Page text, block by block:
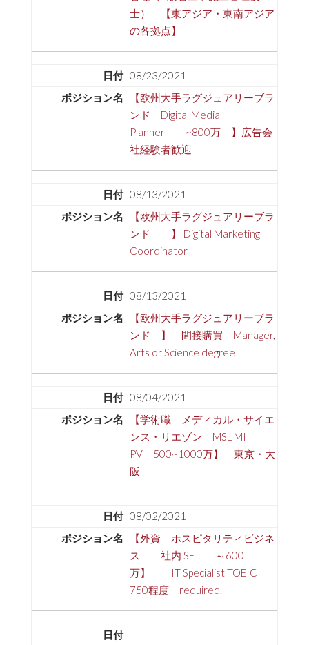
士） 【東アジア・東南アジア
の各拠点】
08/23/2021
【欧州大手ラグジュアリーブラ
ンド Digital Media
Planner ~800万 】広告会
社経験者歓迎
08/13/2021
【欧州大手ラグジュアリーブラ
ンド 】 Digital Marketing
Coordinator
08/13/2021
【欧州大手ラグジュアリーブラ
ンド 】 間接購買 Manager,
Arts or Science degree
08/04/2021
【学術職 メディカル・サイエ
ンス・リエゾン MSL MI
PV 500~1000万】 東京・大
阪
08/02/2021
【外資 ホスピタリティビジネ
ス 社内 SE ～600
万】 IT Specialist TOEIC
750程度 required.